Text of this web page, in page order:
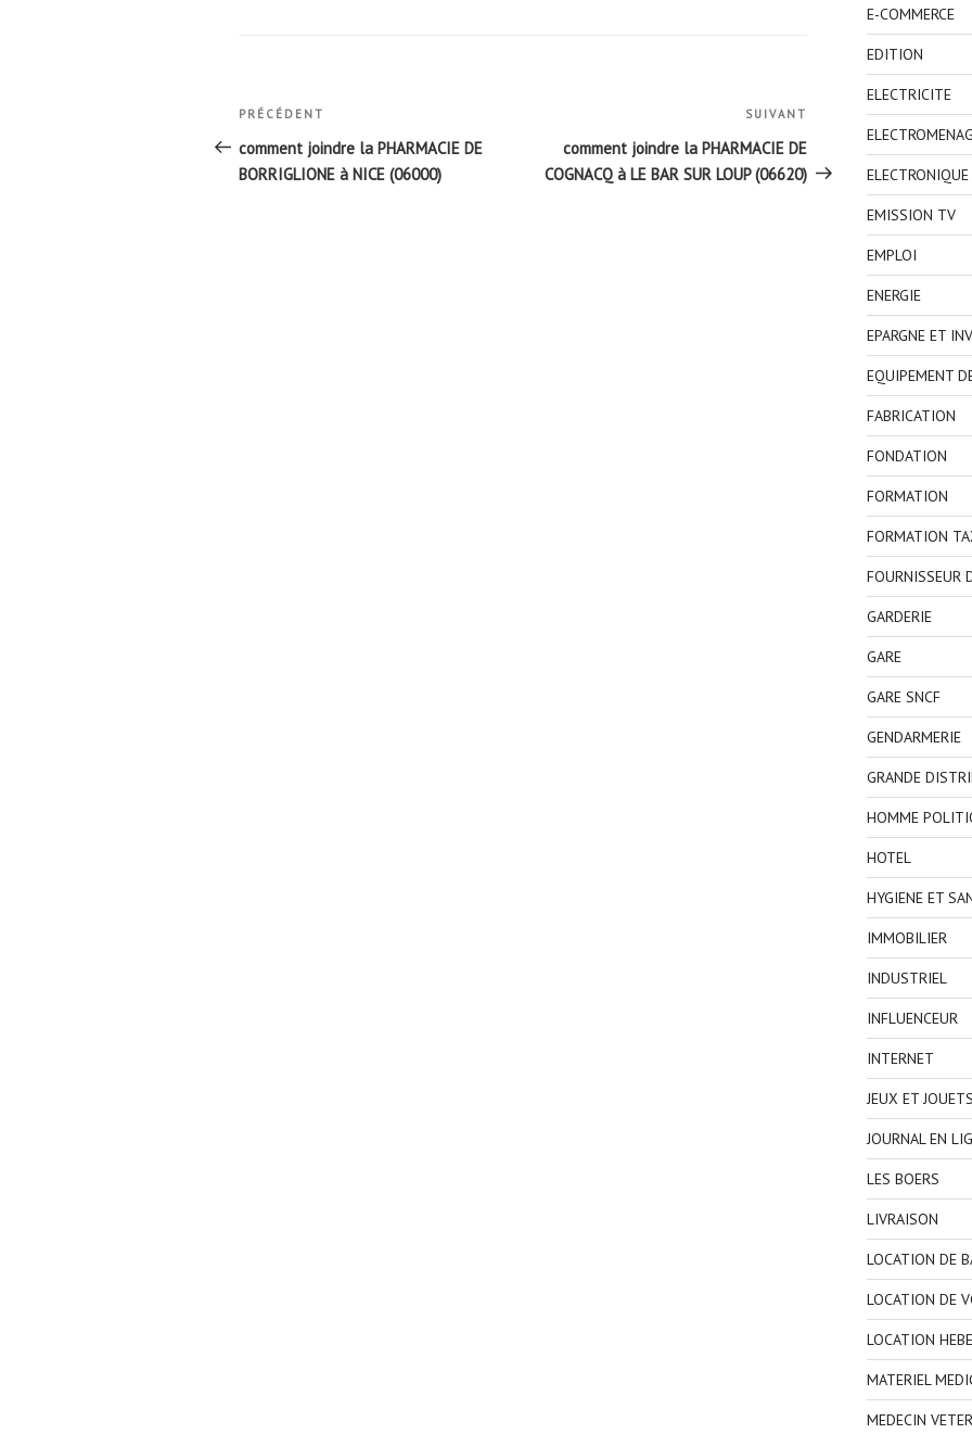
Navigation
de
l’article
Article
précédent
PRÉCÉDENT
comment joindre la PHARMACIE DE
BORRIGLIONE à NICE (06000)
suivant
SUIVANT
comment joindre la PHARMACIE DE
COGNACQ à LE BAR SUR LOUP (06620)
E-COMMERCE
EDITION
ELECTRICITE
EMISSION TV
EMPLOI
ENERGIE
EPARGNE ET
EQUIPEMENT
FABRICATION
FONDATION
FORMATION
FORMATION
FOURNISSEUR
GARDERIE
GARE
GARE SNCF
GENDARMERIE
GRANDE
HOMME
HOTEL
HYGIENE ET
IMMOBILIER
INDUSTRIEL
INFLUENCEUR
INTERNET
JEUX ET JOUETS
JOURNAL EN
LES BOERS
LIVRAISON
LOCATION DE
LOCATION DE
LOCATION
MATERIEL
MEDECIN